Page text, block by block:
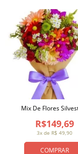
COMPRAR
3x de R$ 49,90
R$149,69
Mix De Flores